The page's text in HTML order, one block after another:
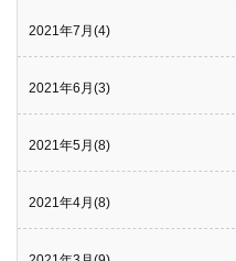
2021年7月(4)
2021年6月(3)
2021年5月(8)
2021年4月(8)